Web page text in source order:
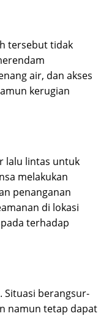
tersebut tidak
air, dan akses
kerugian
lalu lintas untuk
melakukan
penanganan
di lokasi
terhadap
Situasi berangsur-
namun tetap dapat